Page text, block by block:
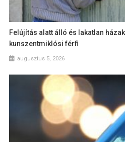
Felújítás alatt álló és lakatlan
kunszentmiklósi férfi
augusztus 5, 2026